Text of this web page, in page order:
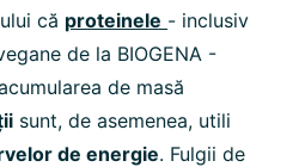
că proteinele - inclusiv
de la BIOGENA -
de masă
sunt, de asemenea, utili
de energie. Fulgii de